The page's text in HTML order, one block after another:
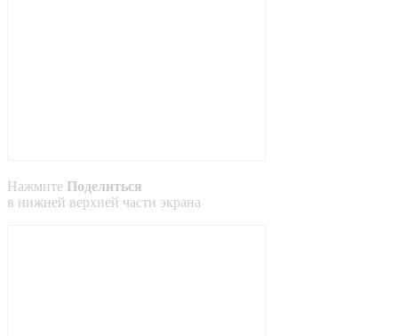
Нажмите Поделиться
в нижней верхней части экрана